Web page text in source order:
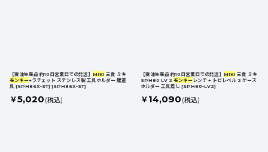
【受注生産品 約10日営業日での発送】 MIKI 三貴 ミキ
モンキー+ラチェット ステンレス製 工具ホルダー 腰道
具 [SPH86X-ST] [SPH86X-ST]
￥5,020 (税込)
【受注生産品 約10日営業日での発送】 MIKI 三貴 ミキ
SPH80 LV 2 モンキー レンチ + トビレベル 2 ケース
ホルダー 工具差し [SPH80-LV2]
￥ 14,090 (税込)